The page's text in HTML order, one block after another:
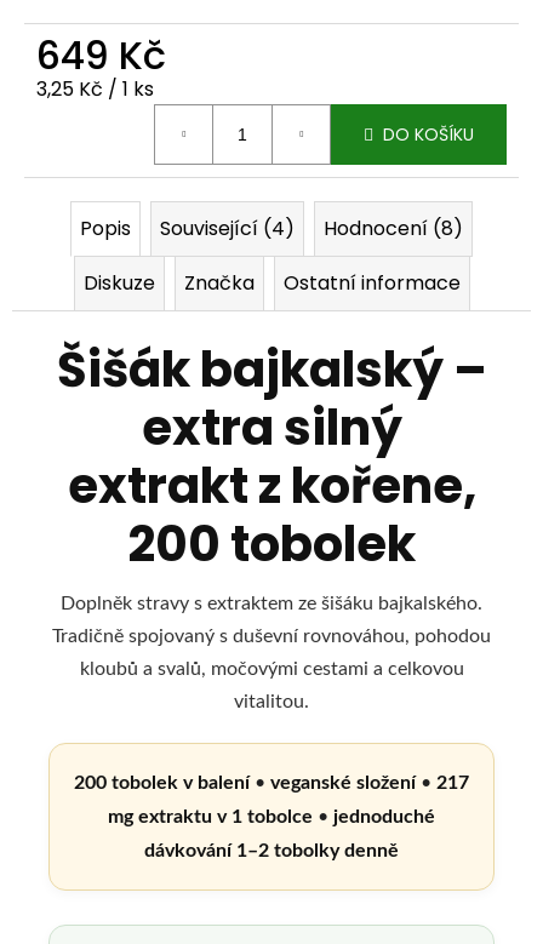
649 Kč
Měrná cena:
3,25 Kč / 1 ks
DO KOŠÍKU
Popis Související (4)
Hodnocení (8)
Diskuze
Značka Ostatní informace
Šišák bajkalský –
extra silný
extrakt z kořene,
200 tobolek
Doplněk stravy s extraktem ze šišáku bajkalského.
Tradičně spojovaný s duševní rovnováhou, pohodou
kloubů a svalů, močovými cestami a celkovou
vitalitou.
200 tobolek v balení• veganské složení• 217
mg extraktu v 1 tobolce • jednoduché
dávkování 1–2 tobolky denně
e
m